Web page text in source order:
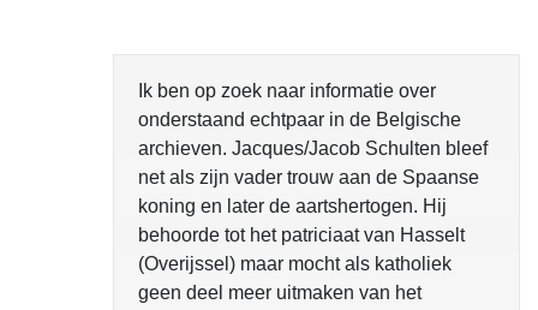
Ik ben op zoek naar informatie over
onderstaand echtpaar in de Belgische
archieven. Jacques/Jacob Schulten bleef
net als zijn vader trouw aan de Spaanse
koning en later de aartshertogen. Hij
behoorde tot het patriciaat van Hasselt
(Overijssel) maar mocht als katholiek
geen deel meer uitmaken van het